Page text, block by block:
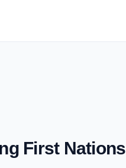
First Nations